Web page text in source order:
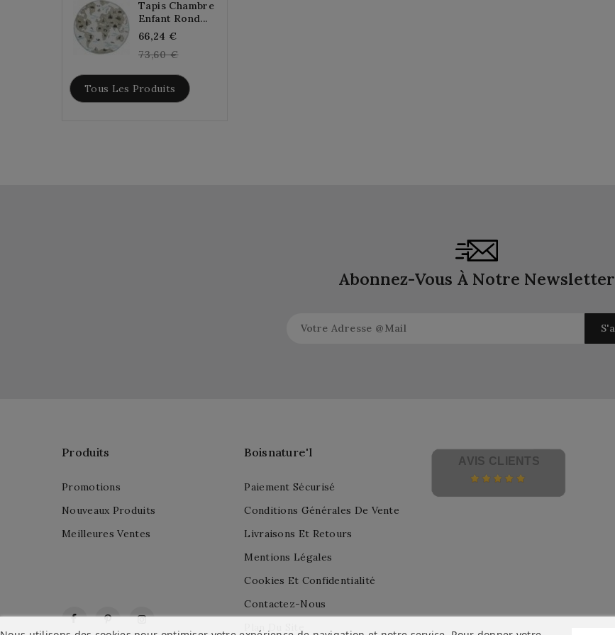
Tapis Chambre
Enfant Rond...
66,24 €
price
73,60 €
Tous Les Produits
Abonnez-Vous À Notre Newsletter
FacebookPinterestInstagram
Produits
Promotions
Nouveaux Produits
Meilleures Ventes
Boisnature'l
Paiement Sécurisé
Conditions Générales De Vente
Livraisons Et Retours
Mentions Légales
Cookies Et Confidentialité
Contactez-Nous
AVIS CLIENTS